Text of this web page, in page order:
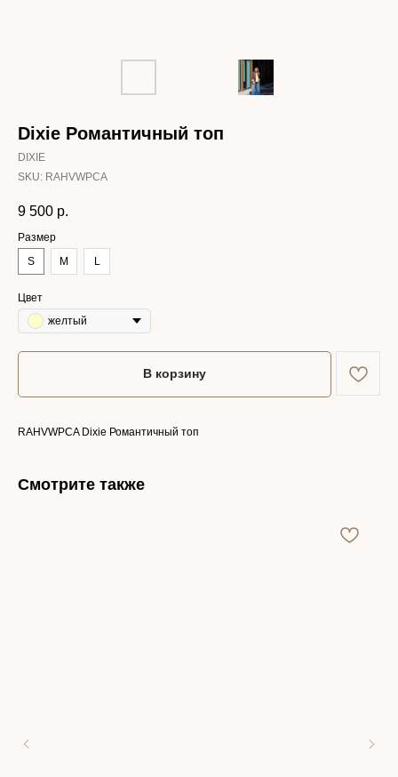
Dixie Романтичный топ
DIXIE
SKU: RAHVWPCA
9 500 р.
Размер
S
M L
Цвет
желтый
В корзину
RAHVWPCA Dixie Романтичный топ
Смотрите также